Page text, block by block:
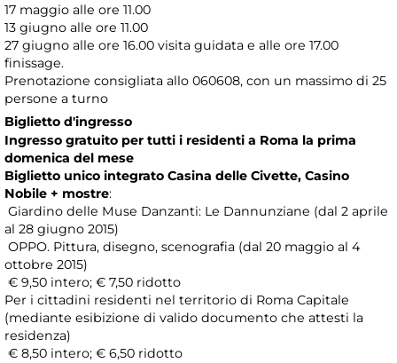
17 maggio alle ore 11.00
13 giugno alle ore 11.00
27 giugno alle ore 16.00 visita guidata e alle ore 17.00
finissage.
Prenotazione consigliata allo 060608, con un massimo di 25
persone a turno
Biglietto d'ingresso
Ingresso gratuito per tutti i residenti a Roma la prima
domenica del mese
Biglietto unico integrato Casina delle Civette, Casino
Nobile + mostre:
Giardino delle Muse Danzanti: Le Dannunziane (dal 2 aprile
al 28 giugno 2015)
OPPO. Pittura, disegno, scenografia (dal 20 maggio al 4
ottobre 2015)
€ 9,50 intero; € 7,50 ridotto
Per i cittadini residenti nel territorio di Roma Capitale
(mediante esibizione di valido documento che attesti la
residenza)
€ 8,50 intero; € 6,50 ridotto